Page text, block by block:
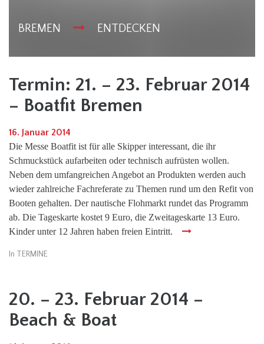
BREMEN ENTDECKEN
Termin: 21. – 23. Februar 2014
– Boatfit Bremen
16. Januar 2014
Die Messe Boatfit ist für alle Skipper interessant, die ihr
Schmuckstück aufarbeiten oder technisch aufrüsten wollen.
Neben dem umfangreichen Angebot an Produkten werden auch
wieder zahlreiche Fachreferate zu Themen rund um den Refit von
Booten gehalten. Der nautische Flohmarkt rundet das Programm
ab. Die Tageskarte kostet 9 Euro, die Zweitageskarte 13 Euro.
Kinder unter 12 Jahren haben freien Eintritt.
In TERMINE
20. – 23. Februar 2014 –
Beach & Boat